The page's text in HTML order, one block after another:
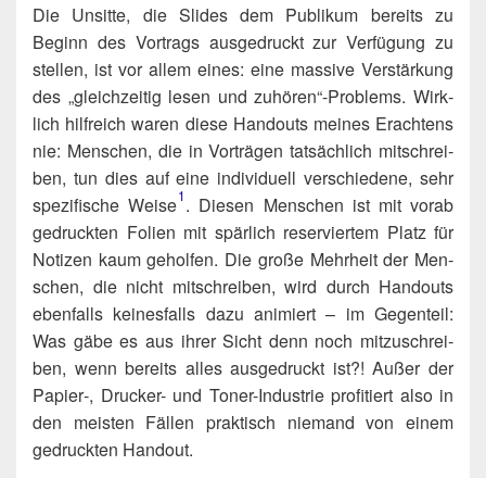
Die Unsit­te, die Slides dem Publi­kum bereits zu
Beginn des Vor­trags aus­ge­druckt zur Ver­fü­gung zu
stel­len, ist vor allem eines: eine mas­si­ve Ver­stär­kung
des „gleich­zei­tig lesen und zuhören“-Problems. Wirk­
lich hilf­reich waren die­se Hand­outs mei­nes Erach­tens
nie: Men­schen, die in Vor­trä­gen tat­säch­lich mit­schrei­
ben, tun dies auf eine indi­vi­du­ell ver­schie­de­ne, sehr
spe­zi­fi­sche Weise​1. Die­sen Men­schen ist mit vor­ab
gedruck­ten Foli­en mit spär­lich reser­vier­tem Platz für
Noti­zen kaum gehol­fen. Die gro­ße Mehr­heit der Men­
schen, die nicht mit­schrei­ben, wird durch Hand­outs
eben­falls kei­nes­falls dazu ani­miert – im Gegen­teil:
Was gäbe es aus ihrer Sicht denn noch mit­zu­schrei­
ben, wenn bereits alles aus­ge­druckt ist?! Außer der
Papier‑, Dru­cker- und Toner-Indus­trie pro­fi­tiert also in
den meis­ten Fäl­len prak­tisch nie­mand von einem
gedruck­ten Handout.